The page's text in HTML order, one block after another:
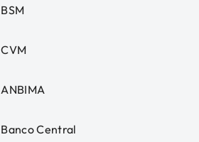
BSM
CVM
ANBIMA
Banco Central